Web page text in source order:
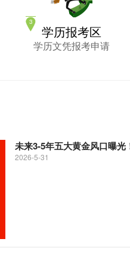
学历报考区
学历文凭报考申请
未来3-5年五大黄金风口曝
2026-5-31